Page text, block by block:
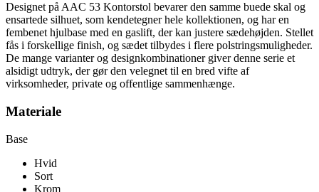
Designet på AAC 53 Kontorstol bevarer den samme buede skal og
ensartede silhuet, som kendetegner hele kollektionen, og har en
fembenet hjulbase med en gaslift, der kan justere sædehøjden. Stellet
fås i forskellige finish, og sædet tilbydes i flere polstringsmuligheder.
De mange varianter og designkombinationer giver denne serie et
alsidigt udtryk, der gør den velegnet til en bred vifte af
virksomheder, private og offentlige sammenhænge.
Materiale
Base
Hvid
Sort
Krom